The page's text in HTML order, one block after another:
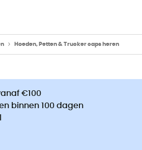
Hoeden, Petten & Trucker caps heren
€100
binnen 100 dagen